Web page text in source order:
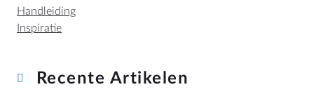
Handleiding
Inspiratie
Recente Artikelen